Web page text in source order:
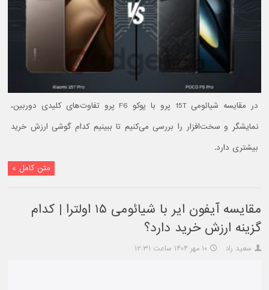
در مقایسه شیائومی 15T پرو با پوکو F6 پرو تفاوت‌های کلیدی دوربین،
نمایشگر و سخت‌افزار را بررسی می‌کنیم تا ببینیم کدام گوشی ارزش خرید
بیشتری دارد.
متن کامل »
مقایسه آیفون ایر با شیائومی ۱۵ اولترا | کدام
گزینه ارزش خرید دارد؟
سعید راد ۱۰ مهر ۱۴۰۴ ساعت ۱۲:۳۱